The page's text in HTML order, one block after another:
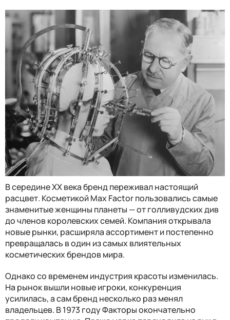
В середине XX века бренд переживал настоящий
расцвет. Косметикой Max Factor пользовались самые
знаменитые женщины планеты — от голливудских див
до членов королевских семей. Компания открывала
новые рынки, расширяла ассортимент и постепенно
превращалась в один из самых влиятельных
косметических брендов мира.
Однако со временем индустрия красоты изменилась.
На рынок вышли новые игроки, конкуренция
усилилась, а сам бренд несколько раз менял
владельцев. В 1973 году Факторы окончательно